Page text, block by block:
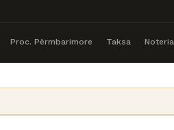
Proc. Përmbarimore Taksa Noteria